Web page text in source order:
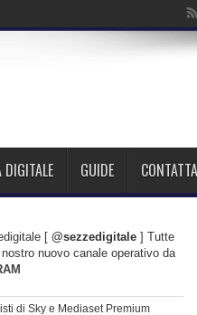
DIGITALE GUIDE
[ @sezzedigitale ] Tutte
nuovo canale operativo da
di Sky e Mediaset Premium